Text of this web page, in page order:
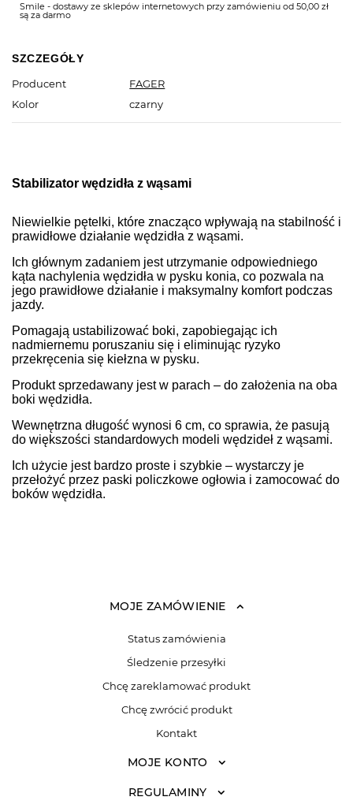
Smile - dostawy ze sklepów internetowych przy zamówieniu od 50,00 zł
są za darmo
SZCZEGÓŁY
Producent
FAGER
Kolor
czarny
Stabilizator wędzidła z wąsami
Niewielkie pętelki, które znacząco wpływają na stabilność i
prawidłowe działanie wędzidła z wąsami.
Ich głównym zadaniem jest utrzymanie odpowiedniego
kąta nachylenia wędzidła w pysku konia, co pozwala na
jego prawidłowe działanie i maksymalny komfort podczas
jazdy.
Pomagają ustabilizować boki, zapobiegając ich
nadmiernemu poruszaniu się i eliminując ryzyko
przekręcenia się kiełzna w pysku.
Produkt sprzedawany jest w parach – do założenia na oba
boki wędzidła.
Wewnętrzna długość wynosi 6 cm, co sprawia, że pasują
do większości standardowych modeli wędzideł z wąsami.
Ich użycie jest bardzo proste i szybkie – wystarczy je
przełożyć przez paski policzkowe ogłowia i zamocować do
boków wędzidła.
MOJE ZAMÓWIENIE
Status zamówienia
Śledzenie przesyłki
Chcę zareklamować produkt
Chcę zwrócić produkt
Kontakt
MOJE KONTO
REGULAMINY